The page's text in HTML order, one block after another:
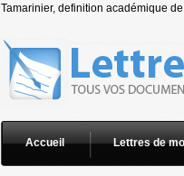
Tamarinier, definition académique
Accueil Lettres de